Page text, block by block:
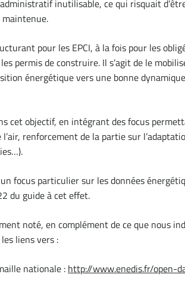
inutilisable, ce qui risquait
pour les EPCI, à la fois pour les
permis de construire. Il s’agit de le
énergétique vers une bonne
cet objectif, en intégrant des focus
renforcement de la partie sur
focus particulier sur les données
du guide à cet effet.
noté, en complément de ce que nous
liens vers :
nationale : http://www.enedis.fr/open-